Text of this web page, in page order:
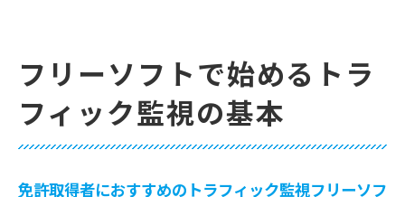
フリーソフトで始めるトラ
フィック監視の基本
免許取得者におすすめのトラフィック監視フリーソフ